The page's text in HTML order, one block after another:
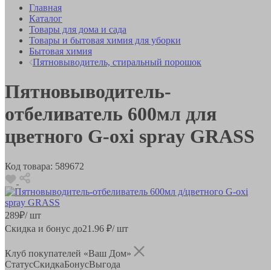
Главная
Каталог
Товары для дома и сада
Товары и бытовая химия для уборки
Бытовая химия
Пятновыводитель, стиральный порошок
Пятновыводитель-
отбеливатель 600мл для
цветного G-oxi spray GRASS
Код товара: 589672
289₽/ шт
Скидка и бонус до21.96 ₽/ шт
Клуб покупателей «Ваш Дом»
СтатусСкидкаБонусВыгода